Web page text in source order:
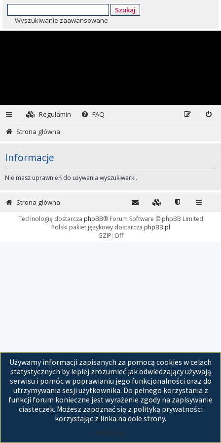
Szukaj
Wyszukiwanie zaawansowane
Regulamin
FAQ
Strona główna
Informacje
Nie masz uprawnień do używania wyszukiwarki.
Używamy informacji zapisanych za pomocą cookies w celach
statystycznych by lepiej zrozumieć jak odwiedzający używają
serwisu i pomóc w poprawianiu jego funkcjonalności oraz do
utrzymywania sesji użytkownika. Do pełnego korzystania z
funkcji forum konieczne jest wyrażenie zgody na zapisywanie
ciasteczek. Możesz zapoznać się z polityką prywatności
korzystając z linka na dole strony.
Akceptuję
Strona główna
Technologię dostarcza phpBB® Forum Software © phpBB Limited
Polski pakiet językowy dostarcza phpBB.pl
GZIP: Off